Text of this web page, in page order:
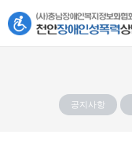
공지사항